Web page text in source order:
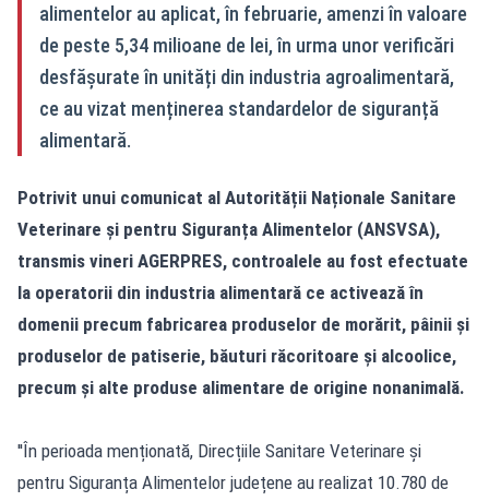
alimentelor au aplicat, în februarie, amenzi în valoare
de peste 5,34 milioane de lei, în urma unor verificări
desfășurate în unități din industria agroalimentară,
ce au vizat menținerea standardelor de siguranță
alimentară.
Potrivit unui comunicat al Autorității Naționale Sanitare
Veterinare și pentru Siguranța Alimentelor (ANSVSA),
transmis vineri AGERPRES, controalele au fost efectuate
la operatorii din industria alimentară ce activează în
domenii precum fabricarea produselor de morărit, pâinii și
produselor de patiserie, băuturi răcoritoare și alcoolice,
precum și alte produse alimentare de origine nonanimală.
''În perioada menționată, Direcțiile Sanitare Veterinare și
pentru Siguranța Alimentelor județene au realizat 10.780 de